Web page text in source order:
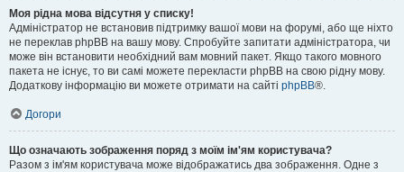
Моя рідна мова відсутня у списку!
Адміністратор не встановив підтримку вашої мови на форумі, або ще ніхто
не переклав phpBB на вашу мову. Спробуйте запитати адміністратора, чи
може він встановити необхідний вам мовний пакет. Якщо такого мовного
пакета не існує, то ви самі можете перекласти phpBB на свою рідну мову.
Додаткову інформацію ви можете отримати на сайті phpBB®.
Догори
Що означають зображення поряд з моїм ім'ям користувача?
Разом з ім'ям користувача може відображатись два зображення. Одне з